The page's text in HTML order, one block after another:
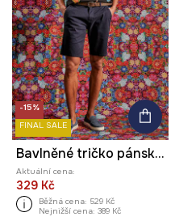
-15%
FINAL SALE
Bavlněné tričko pánské černá barva
Aktuální cena:
329 Kč
Běžná cena: 529 Kč
Nejnižší cena: 389 Kč